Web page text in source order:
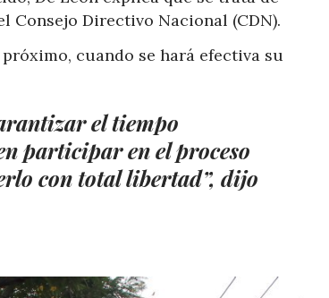
Consejo Directivo Nacional (CDN).
cuando se hará efectiva su
el tiempo
participar en el proceso
con total libertad”, dijo